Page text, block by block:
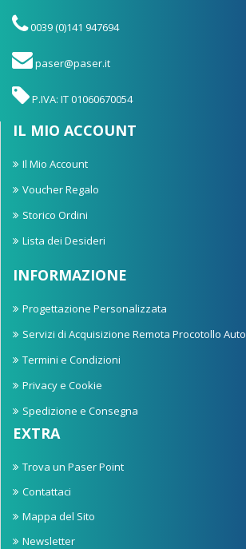
0039 (0)141 947694
paser@paser.it
P.IVA: IT 01060670054
IL MIO ACCOUNT
Il Mio Account
Voucher Regalo
Storico Ordini
Lista dei Desideri
INFORMAZIONE
Progettazione Personalizzata
Servizi di Acquisizione Remota Procotollo Auto
Termini e Condizioni
Privacy e Cookie
Spedizione e Consegna
EXTRA
Trova un Paser Point
Contattaci
Mappa del Sito
Newsletter